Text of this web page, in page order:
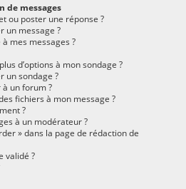
de messages
ou poster une réponse ?
un message ?
mes messages ?
d’options à mon sondage ?
un sondage ?
un forum ?
fichiers à mon message ?
?
à un modérateur ?
» dans la page de rédaction de
validé ?